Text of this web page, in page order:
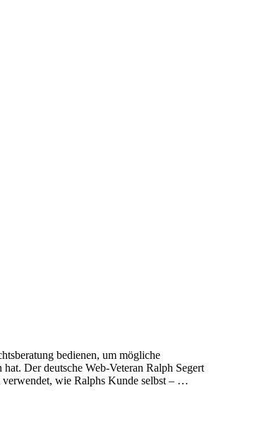
bedienen, um mögliche
Der deutsche Web-Veteran Ralph Segert
verwendet, wie Ralphs Kunde selbst – …